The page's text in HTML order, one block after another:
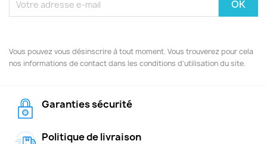
Vous pouvez vous désinscrire à tout moment. Vous trouverez pour cela
nos informations de contact dans les conditions d'utilisation du site.
Garanties sécurité
Politique de livraison